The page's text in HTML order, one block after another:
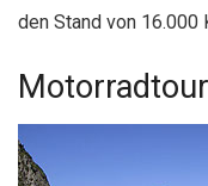
den Stand von